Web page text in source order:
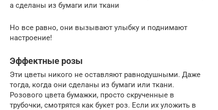
а сделаны из бумаги или ткани
Но все равно, они вызывают улыбку и поднимают
настроение!
Эффектные розы
Эти цветы никого не оставляют равнодушными. Даже
тогда, когда они сделаны из бумаги или ткани.
Розового цвета бумажки, просто скрученные в
трубочки, смотрятся как букет роз. Если их уложить в